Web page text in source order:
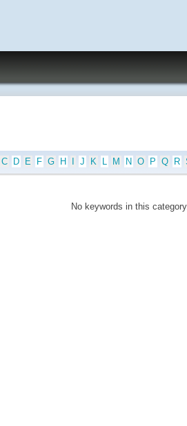
C D E F G H J K L M N O P Q R
No keywords in this